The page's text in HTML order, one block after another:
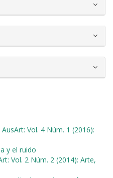
AusArt: Vol. 4 Núm. 1 (2016):
y el ruido
Vol. 2 Núm. 2 (2014): Arte,